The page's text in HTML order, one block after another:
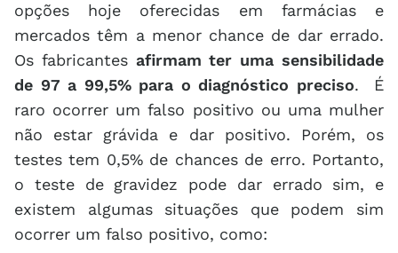
opções hoje oferecidas em farmácias e
mercados têm a menor chance de dar errado.
Os fabricantes afirmam ter uma sensibilidade
de 97 a 99,5% para o diagnóstico preciso. É
raro ocorrer um falso positivo ou uma mulher
não estar grávida e dar positivo. Porém, os
testes tem 0,5% de chances de erro. Portanto,
o teste de gravidez pode dar errado sim, e
existem algumas situações que podem sim
ocorrer um falso positivo, como: